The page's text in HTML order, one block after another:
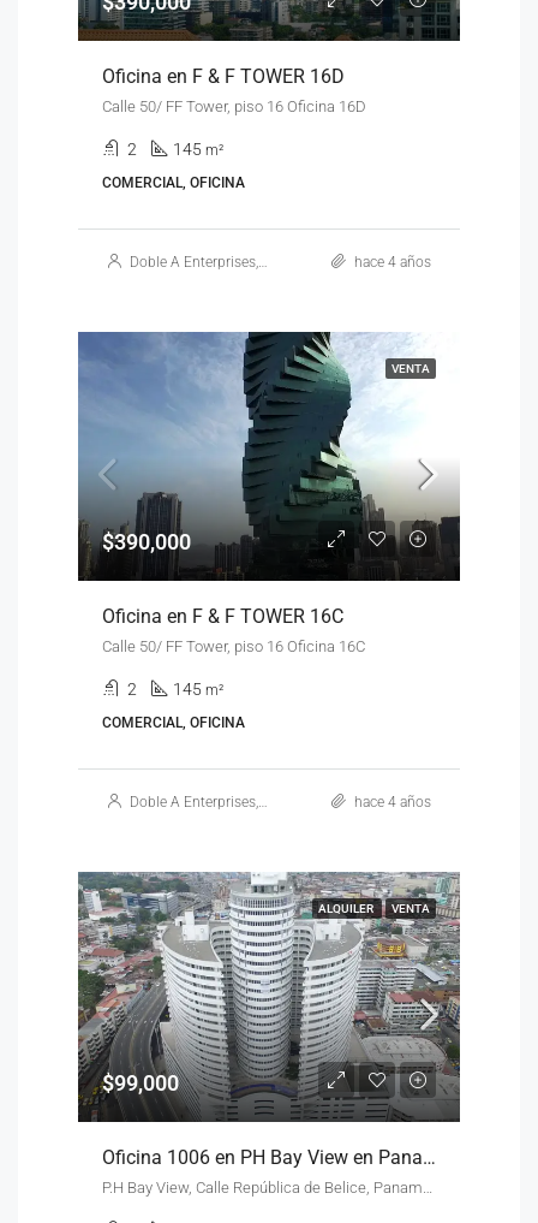
Oficina en F & F TOWER 16D
Calle 50/ FF Tower, piso 16 Oficina 16D
2 145 m²
COMERCIAL, OFICINA
Doble A Enterprises, S.A. hace 4 años
VENTA
$390,000
Oficina en F & F TOWER 16C
Calle 50/ FF Tower, piso 16 Oficina 16C
2 145 m²
COMERCIAL, OFICINA
Doble A Enterprises, S.A. hace 4 años
ALQUILER VENTA
$99,000
Oficina 1006 en PH Bay View en Panamá